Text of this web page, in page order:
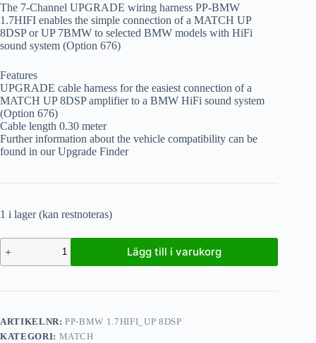
The 7-Channel UPGRADE wiring harness PP-BMW
1.7HIFI enables the simple connection of a MATCH UP
8DSP or UP 7BMW to selected BMW models with HiFi
sound system (Option 676)
Features
UPGRADE cable harness for the easiest connection of a
MATCH UP 8DSP amplifier to a BMW HiFi sound system
(Option 676)
Cable length 0.30 meter
Further information about the vehicle compatibility can be
found in our Upgrade Finder
1 i lager (kan restnoteras)
Lägg till i varukorg
ARTIKELNR:PP-BMW 1.7HIFI_UP 8DSP
KATEGORI: MATCH